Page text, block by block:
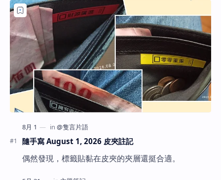
隨手寫 August 1, 2026 皮夾註記
偶然發現，標籤貼黏在皮夾的夾層還挺合適。